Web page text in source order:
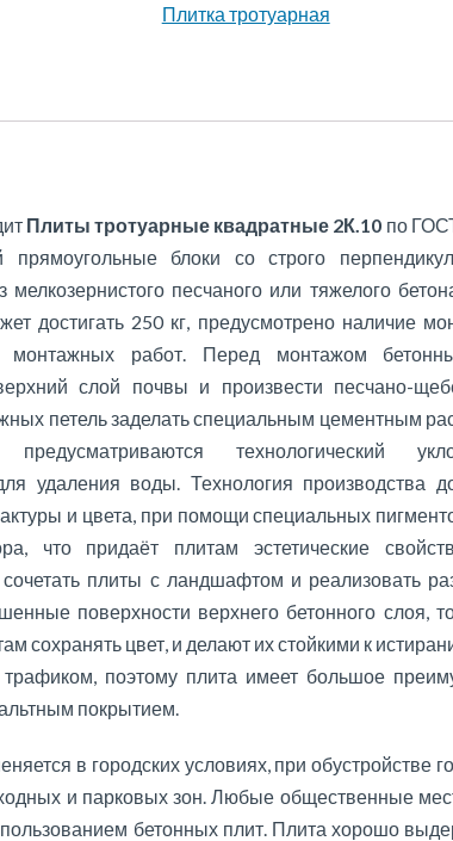
Плитка тротуарная
Плиты тротуарные квадратные 2К.10 по
прямоугольные блоки со строго
мелкозернистого песчаного или тяжелого
достигать 250 кг, предусмотрено наличие
монтажных работ. Перед монтажом
слой почвы и произвести песчано-
петель заделать специальным цементным
предусматриваются технологический
удаления воды. Технология производства
и цвета, при помощи специальных
что придаёт плитам эстетические
плиты с ландшафтом и реализовать
поверхности верхнего бетонного слоя,
сохранять цвет, и делают их стойкими к
поэтому плита имеет большое
покрытием.
в городских условиях, при обустройстве
и парковых зон. Любые общественные
бетонных плит. Плита хорошо